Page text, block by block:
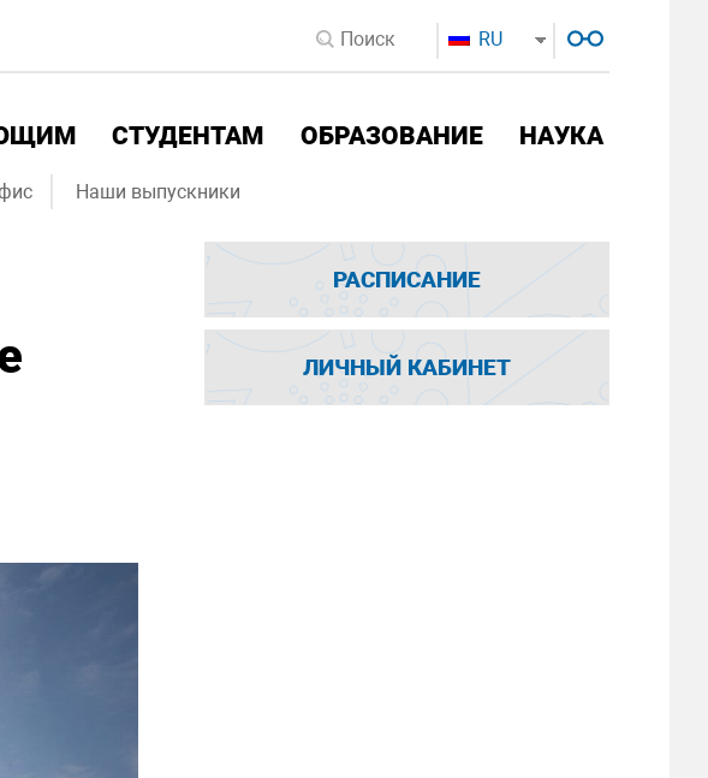
RU
СТУДЕНТАМ ОБРАЗОВАНИЕ НАУКА
Наши выпускники
РАСПИСАНИЕ
ЛИЧНЫЙ КАБИНЕТ